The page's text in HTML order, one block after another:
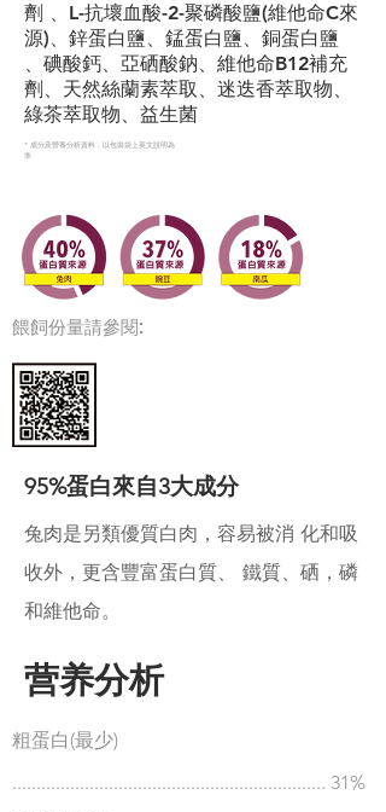
劑 、L-抗壞血酸-2-聚磷酸鹽(維他命C來
源)、鋅蛋白鹽、錳蛋白鹽、銅蛋白鹽
、碘酸鈣、亞硒酸鈉、維他命B12補充
劑、天然絲蘭素萃取、迷迭香萃取物、
綠茶萃取物、益生菌
* 成分及營養分析資料，以包裝袋上英文說明為
準
95%蛋白來自3大成分
兔肉是另類優質白肉，容易被消 化和吸
收外，更含豐富蛋白質、 鐵質、硒，磷
和維他命。
餵飼份量請參閱:
营养分析
粗蛋白(最少)
................................................................. 31%